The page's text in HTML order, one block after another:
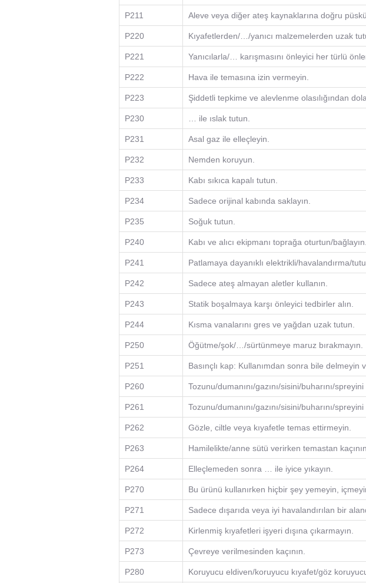
P211 Aleve veya diğer ateş kaynaklarına doğru
P220 Kıyafetlerden/…/yanıcı malzemelerden uzak
P221 Yanıcılarla/… karışmasını önleyici her türlü
P222 Hava ile temasına izin vermeyin.
P223 Şiddetli tepkime ve alevlenme olasılığından
P230 … ile ıslak tutun.
P231 Asal gaz ile elleçleyin.
P232 Nemden koruyun.
P233 Kabı sıkıca kapalı tutun.
P234 Sadece orijinal kabında saklayın.
P235 Soğuk tutun.
P240 Kabı ve alıcı ekipmanı toprağa oturtun/bağlayın.
P241 Patlamaya dayanıklı elektrikli/havalandırma/
P242 Sadece ateş almayan aletler kullanın.
P243 Statik boşalmaya karşı önleyici tedbirler alın.
P244 Kısma vanalarını gres ve yağdan uzak tutun.
P250 Öğütme/şok/…/sürtünmeye maruz bırakmayın.
P251 Basınçlı kap: Kullanımdan sonra bile delmeyin
P260 Tozunu/dumanını/gazını/sisini/buharını/spreyini
P261 Tozunu/dumanını/gazını/sisini/buharını/spreyini
P262 Gözle, ciltle veya kıyafetle temas ettirmeyin.
P263 Hamilelikte/anne sütü verirken temastan kaçının.
P264 Elleçlemeden sonra … ile iyice yıkayın.
P270 Bu ürünü kullanırken hiçbir şey yemeyin,
P271 Sadece dışarıda veya iyi havalandırılan bir
P272 Kirlenmiş kıyafetleri işyeri dışına çıkarmayın.
P273 Çevreye verilmesinden kaçının.
P280 Koruyucu eldiven/koruyucu kıyafet/göz